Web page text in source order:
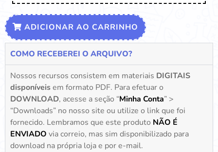
ADICIONAR AO CARRINHO
COMO RECEBEREI O ARQUIVO?
Nossos recursos consistem em materiais DIGITAIS
disponíveisem formato PDF. Para efetuar o
DOWNLOAD, acesse a seção “Minha Conta” >
“Downloads” no nosso site ou utilize o link que foi
fornecido. Lembramos que este produto NÃO É
ENVIADO via correio, mas sim disponibilizado para
download na própria loja e por e-mail.